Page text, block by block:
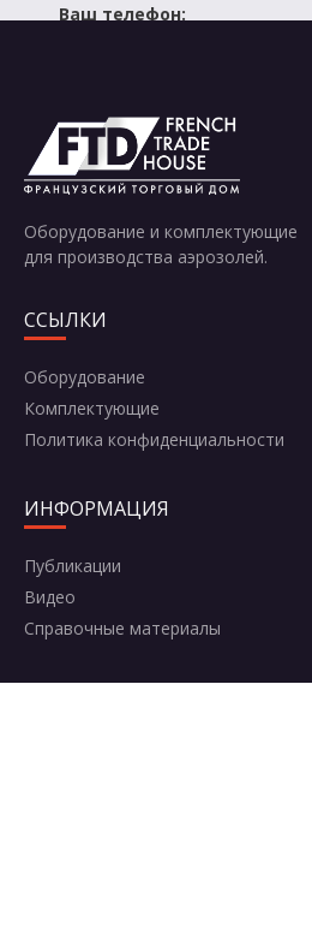
Ваш телефон:
Отправить
Оборудование и комплектующие
для производства аэрозолей.
ССЫЛКИ
Оборудование
Комплектующие
Политика конфиденциальности
ИНФОРМАЦИЯ
Публикации
Видео
Справочные материалы